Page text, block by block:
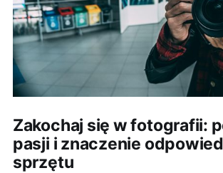
Zakochaj się w fotografii:
pasji i znaczenie
sprzętu